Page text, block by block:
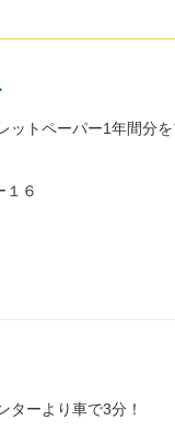
ットペーパー1年間分
１６
ターより車で3分！